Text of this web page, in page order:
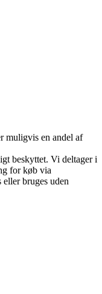
muligvis en andel af
beskyttet. Vi deltager i
for køb via
bruges uden